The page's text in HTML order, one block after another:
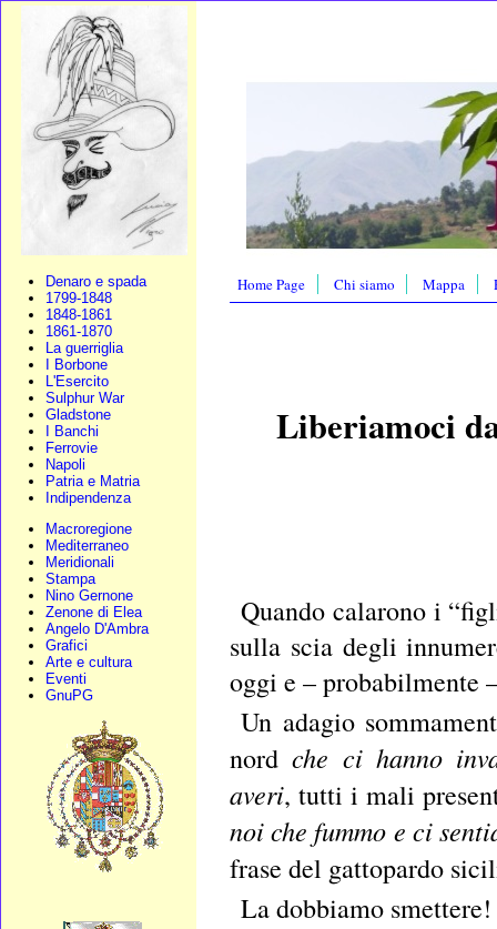
Denaro e spada
1799-1848
1848-1861
1861-1870
La guerriglia
I Borbone
L'Esercito
Sulphur War
Gladstone
I Banchi
Ferrovie
Napoli
Patria e Matria
Indipendenza
Macroregione
Mediterraneo
Meridionali
Stampa
Nino Gernone
Zenone di Elea
Angelo D'Ambra
Grafici
Arte e cultura
Eventi
GnuPG
Home Page Chi siamo Mappa
Liberiamoci
Quando calarono i
sulla scia degli
oggi e – probabilmente
Un adagio
nordche ci hanno
averi, tutti i mali
noi che fummo e ci
frase del gattopardo
La dobbiamo smettere!